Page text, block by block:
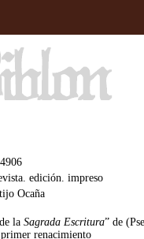
edición. impreso
Ocaña
la Sagrada Escritura” de
renacimiento